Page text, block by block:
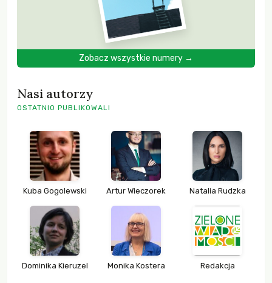
Zobacz wszystkie numery →
Nasi autorzy
OSTATNIO PUBLIKOWALI
Kuba Gogolewski Artur Wieczorek Natalia Rudzka
Dominika Kieruzel Monika Kostera Redakcja